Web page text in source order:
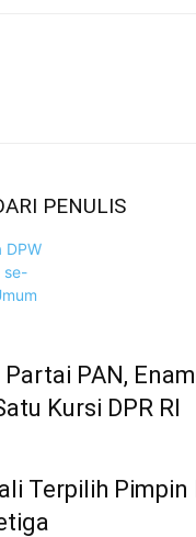
PENULIS
PAN,
Kursi DPR RI
Terpilih